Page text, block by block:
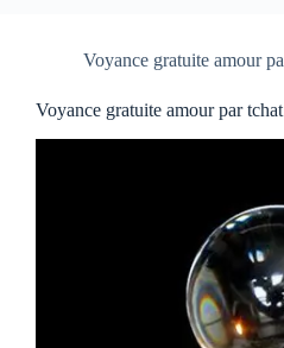
Voyance gratuite amour
Voyance gratuite amour par